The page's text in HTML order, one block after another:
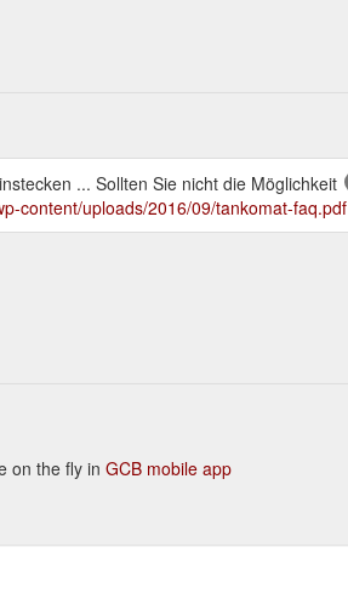
... Sollten Sie nicht die Möglichkeit
content/uploads/2016/09/tankomat-faq.pdf
on the fly in GCB mobile app